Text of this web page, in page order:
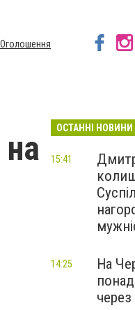
Оголошення
ОСТАННІ НОВИНИ
15:41
На
14:25